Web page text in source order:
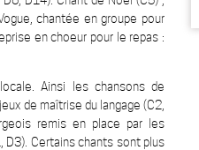
chantée en groupe pour
en choeur pour le repas :
Ainsi les chansons de
de maîtrise du langage (C2,
remis en place par les
D3). Certains chants sont plus